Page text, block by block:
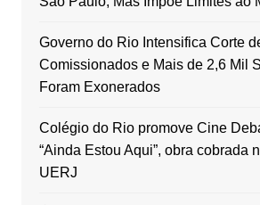
Governo do Rio Intensifica Corte
Comissionados e Mais de 2,6 Mil
Foram Exonerados
Colégio do Rio promove Cine
“Ainda Estou Aqui”, obra cobrada
UERJ